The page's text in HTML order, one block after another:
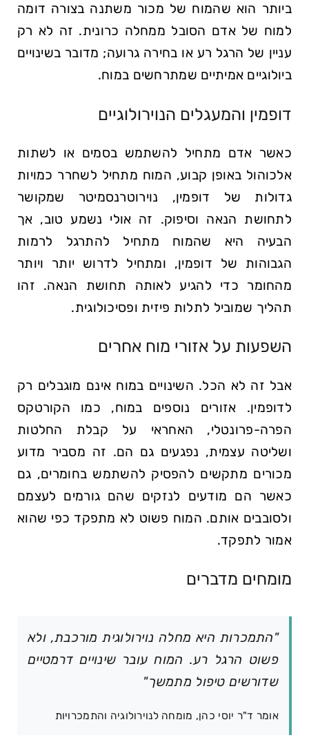
ביותר הוא שהמוח של מכור משתנה בצורה דומה
למוח של אדם הסובל ממחלה כרונית. זה לא רק
עניין של הרגל רע או בחירה גרועה; מדובר בשינויים
ביולוגיים אמיתיים שמתרחשים במוח.
דופמין והמעגלים הנוירולוגיים
כאשר אדם מתחיל להשתמש בסמים או לשתות
אלכוהול באופן קבוע, המוח מתחיל לשחרר כמויות
גדולות של דופמין, נוירוטרנסמיטר שמקושר
לתחושת הנאה וסיפוק. זה אולי נשמע טוב, אך
הבעיה היא שהמוח מתחיל להתרגל לרמות
הגבוהות של דופמין, ומתחיל לדרוש יותר ויותר
מהחומר כדי להגיע לאותה תחושת הנאה. זהו
תהליך שמוביל לתלות פיזית ופסיכולוגית.
השפעות על אזורי מוח אחרים
אבל זה לא הכל. השינויים במוח אינם מוגבלים רק
לדופמין. אזורים נוספים במוח, כמו הקורטקס
הפרה-פרונטלי, האחראי על קבלת החלטות
ושליטה עצמית, נפגעים גם הם. זה מסביר מדוע
מכורים מתקשים להפסיק להשתמש בחומרים, גם
כאשר הם מודעים לנזקים שהם גורמים לעצמם
ולסובבים אותם. המוח פשוט לא מתפקד כפי שהוא
אמור לתפקד.
מומחים מדברים
"התמכרות היא מחלה נוירולוגית מורכבת, ולא
פשוט הרגל רע. המוח עובר שינויים דרמטיים
שדורשים טיפול מתמשך"
אומר ד"ר יוסי כהן, מומחה לנוירולוגיה והתמכרויות